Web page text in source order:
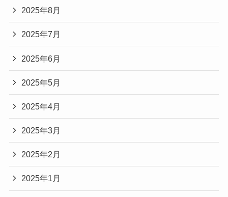
2025年8月
2025年7月
2025年6月
2025年5月
2025年4月
2025年3月
2025年2月
2025年1月